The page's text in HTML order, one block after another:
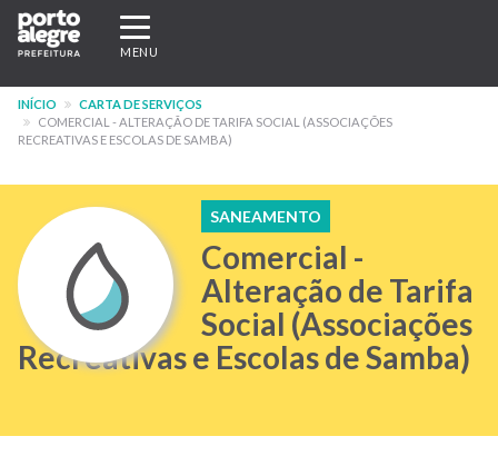
Pular
para
conteúdo
principal
Expandir/recolher
navegação
MENU
INÍCIO
CARTA DE SERVIÇOS
COMERCIAL - ALTERAÇÃO DE TARIFA SOCIAL (ASSOCIAÇÕES
RECREATIVAS E ESCOLAS DE SAMBA)
SANEAMENTO
Comercial -
Alteração de Tarifa
Social (Associações
Recreativas e Escolas de Samba)